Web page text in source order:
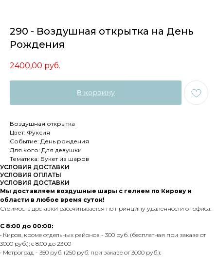
290 - Воздушная открытка на День
Рождения
2400,00 руб.
В корзину
Воздушная открытка
Цвет: Фуксия
Событие: День рождения
Для кого: Для девушки
Тематика: Букет из шаров
УСЛОВИЯ ДОСТАВКИ
УСЛОВИЯ ОПЛАТЫ
УСЛОВИЯ ДОСТАВКИ
Мы доставляем воздушные шары с гелием по Кирову и
области в любое время суток!
Стоимость доставки рассчитывается по принципу удаленности от офиса.
С 8:00 до 00:00:
• Киров, кроме отдельных районов - 300 руб. (бесплатная при заказе от
3000 руб.); с 8:00 до 23:00
• Метроград - 350 руб. (250 руб. при заказе от 3000 руб.);